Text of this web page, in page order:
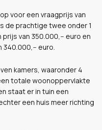
voor een vraagprijs van
de prachtige twee onder 1
van 350.000,-- euro en
euro.
kamers, waaronder 4
totale woonoppervlakte
staat er in tuin een
een huis meer richting